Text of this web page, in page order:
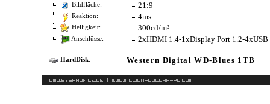
Bildfläche: 21:9
Reaktion: 4ms
Helligkeit: 300cd/m²
Anschlüsse: 2xHDMI 1.4-1xDisplay Port 1.2-4xUSB
HardDisk: Western Digital WD-Blues 1TB